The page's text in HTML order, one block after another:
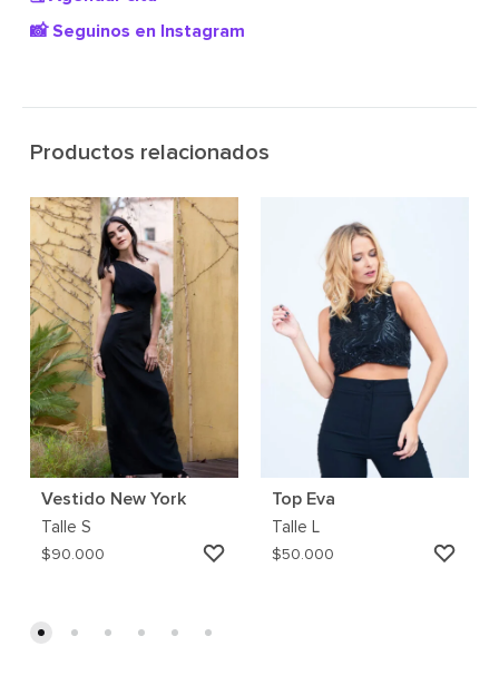
📸 Seguinos en Instagram
Productos relacionados
Vestido New York
Talle S
$90.000
AGREGAR
Top Eva
Talle L
$50.000